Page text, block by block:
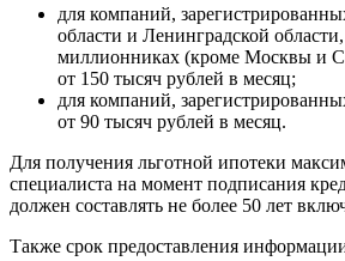
для компаний,
области и Ленинградской
миллионниках (кроме Москвы и
от 150 тысяч рублей в месяц;
для компаний,
от 90 тысяч рублей в месяц.
Для получения льготной ипотеки
специалиста на момент подписания
должен составлять не более 50 лет
Также срок предоставления